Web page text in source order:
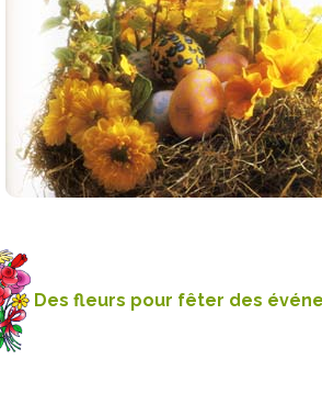
Des fleurs pour fêter des